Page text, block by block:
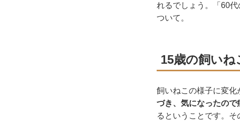
れるでしょう。「60
ついて。
15歳の飼いね
飼いねこの様子に変化
づき、気になったので
るということです。